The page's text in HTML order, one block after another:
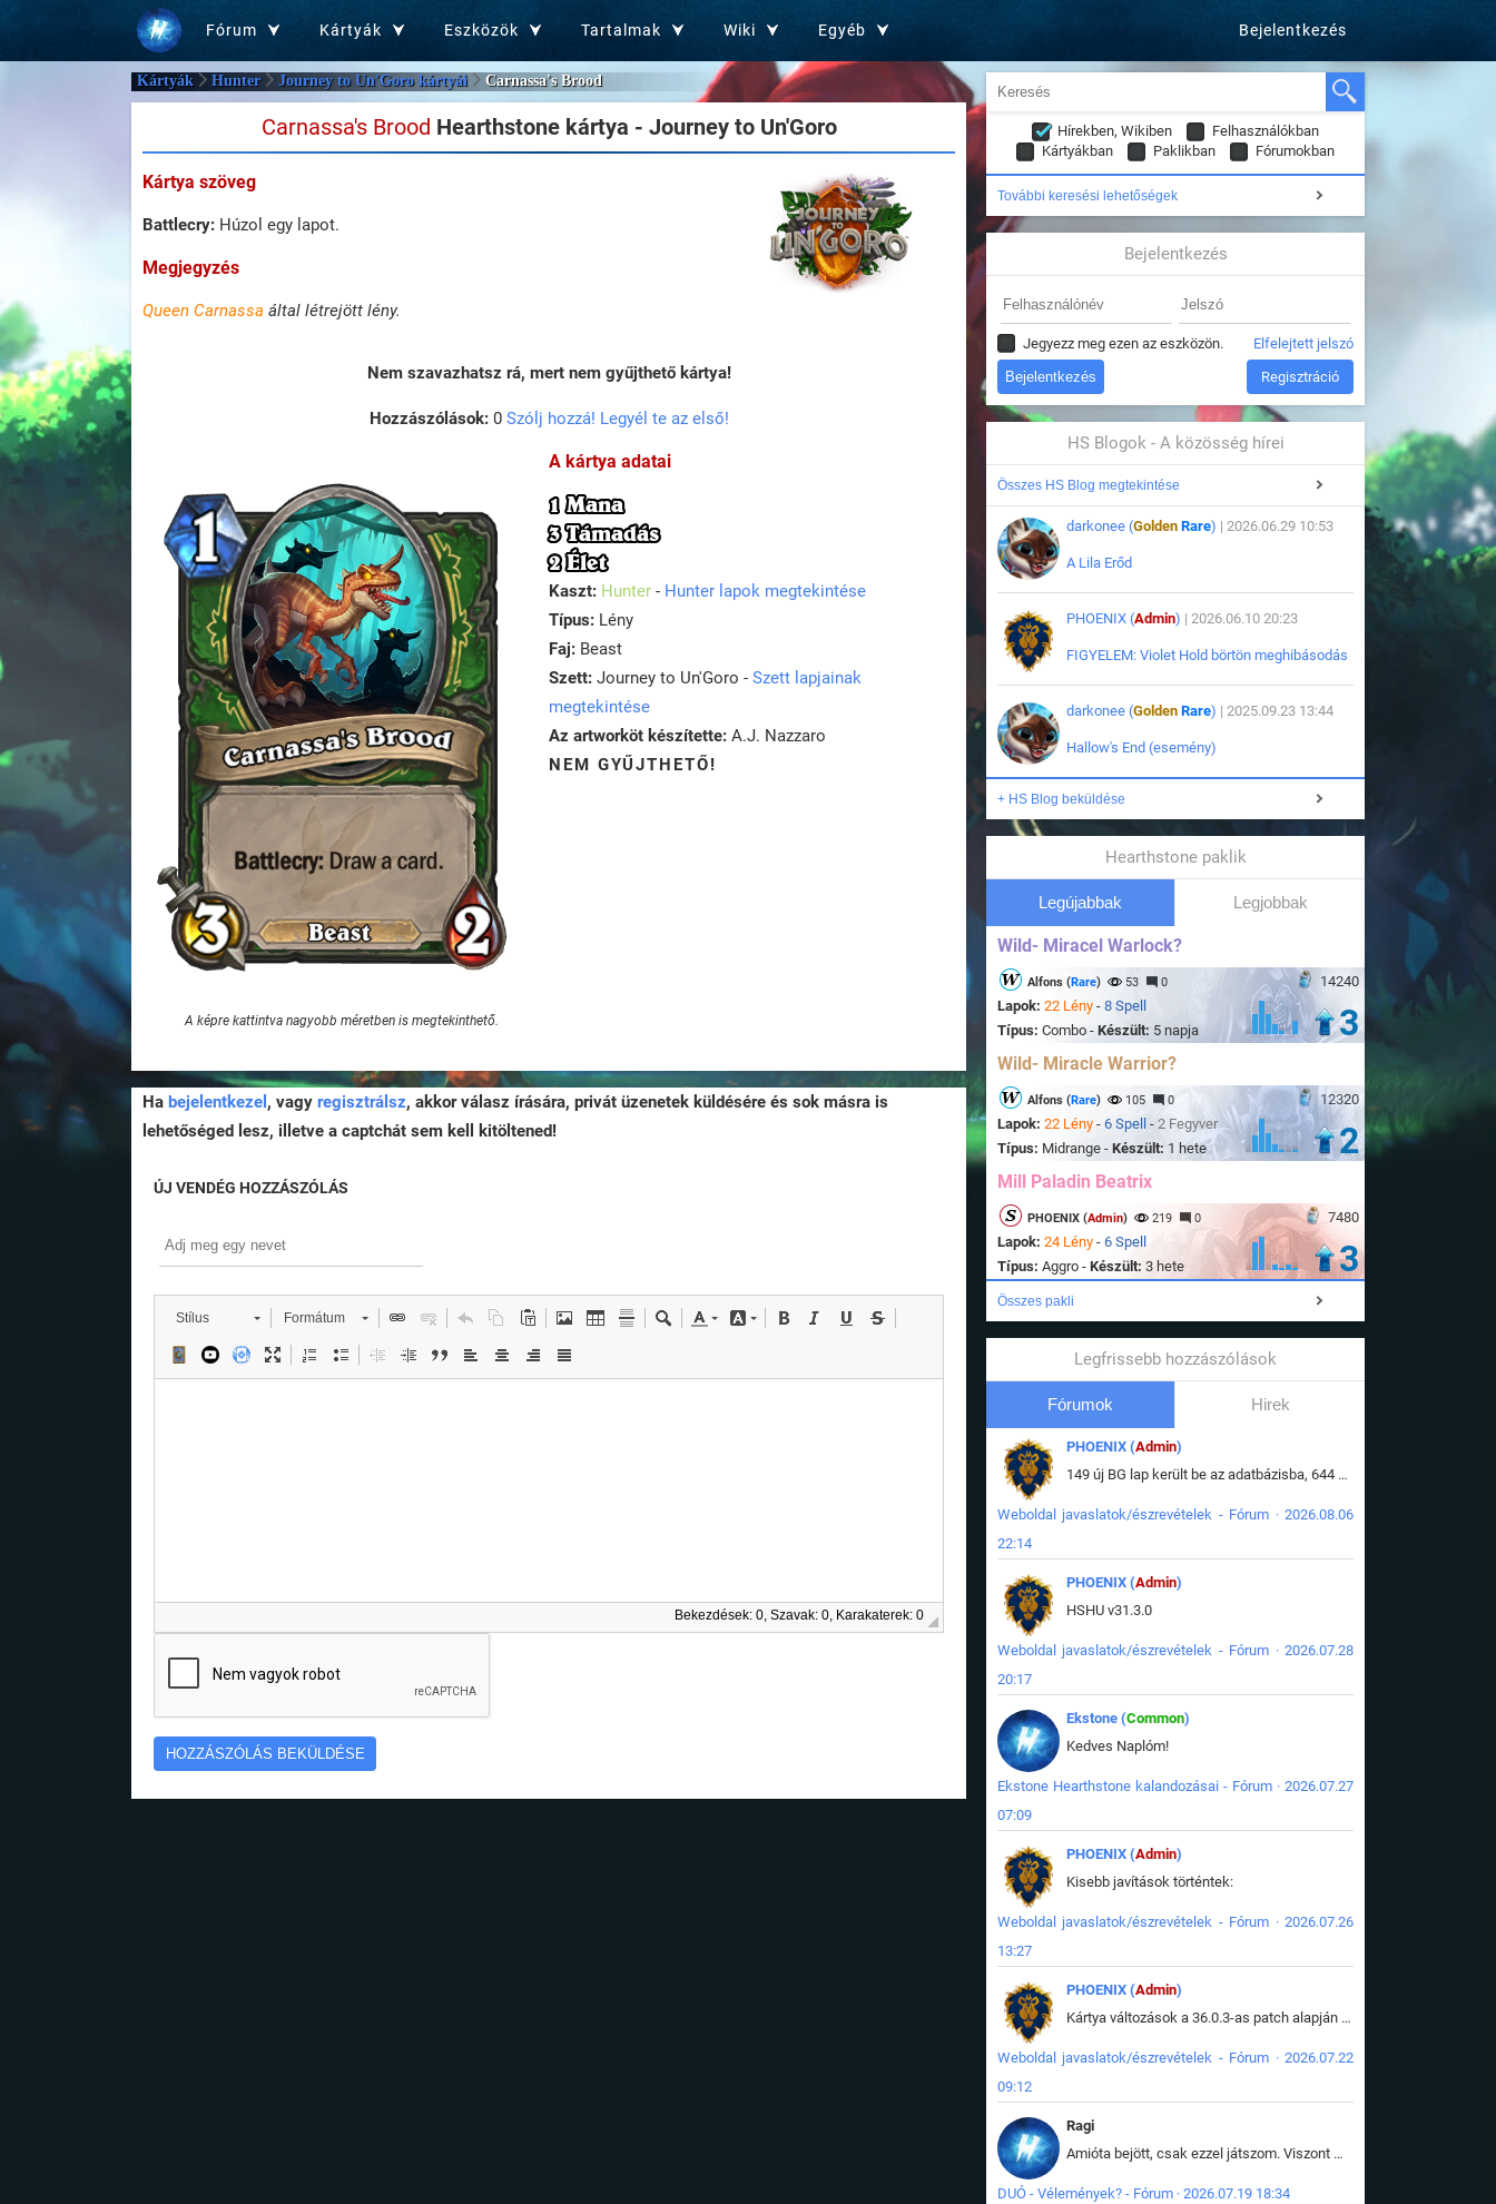
Fórum Kártyák Eszközök Tartalmak Wiki Egyéb Bejelentkezés
Kártyák Hunter Journey to Un'Goro kártyái Carnassa's Brood
Carnassa's Brood Hearthstone kártya - Journey to Un'Goro
Kártya szöveg
Battlecry: Húzol egy lapot.
Megjegyzés
Queen Carnassa által létrejött lény.
Nem szavazhatsz rá, mert nem gyűjthető kártya!
Hozzászólások:0 Szólj hozzá! Legyél te az első!
A képre kattintva nagyobb méretben is megtekinthető.
A kártya adatai
1 Mana
3 Támadás
2 Élet
Kaszt: Hunter - Hunter lapok megtekintése
Típus: Lény
Faj: Beast
Szett: Journey to Un'Goro - Szett lapjainak
megtekintése
Az artworköt készítette: A.J. Nazzaro
NEM GYŰJTHETŐ!
Ha bejelentkezel , vagy regisztrálsz, akkor válasz írására, privát üzenetek küldésére és sok másra is
lehetőséged lesz, illetve a captchát sem kell kitöltened!
ÚJ VENDÉG HOZZÁSZÓLÁS
Stílus Formátum
Bekezdések: 0, Szavak: 0, Karakaterek: 0
Hírekben, Wikiben
Felhasználókban
Kártyákban
Paklikban Fórumokban
További keresési lehetőségek
Bejelentkezés
Jegyezz meg ezen az eszközön. Elfelejtett jelszó
Regisztráció
HS Blogok - A közösség hírei
Összes HS Blog megtekintése
darkonee (Golden Rare) | 2026.06.29 10:53
A Lila Erőd
PHOENIX (Admin) | 2026.06.10 20:23
FIGYELEM: Violet Hold börtön meghibásodás
darkonee (Golden Rare) | 2025.09.23 13:44
Hallow's End (esemény)
+ HS Blog beküldése
Hearthstone paklik
Legújabbak Legjobbak
Wild- Miracel Warlock?
14240
Alfons (Rare) 53 0
Lapok: 22 Lény - 8 Spell
Típus: Combo - Készült: 5 napja 3
Wild- Miracle Warrior?
12320
Alfons (Rare) 105 0
Lapok: 22 Lény - 6 Spell - 2 Fegyver
Típus: Midrange - Készült: 1 hete 2
Mill Paladin Beatrix
7480
PHOENIX (Admin) 219 0
Lapok: 24 Lény - 6 Spell
Típus: Aggro - Készült: 3 hete 3
Összes pakli
Legfrissebb hozzászólások
Fórumok Hirek
PHOENIX (Admin)
149 új BG lap került be az adatbázisba, 644 db meglévő BG lap módosult, bekerültek az új képek a megváltozott lapokhoz is.
Weboldal javaslatok/észrevételek - Fórum · 2026.08.06
22:14
PHOENIX (Admin)
HSHU v31.3.0
Weboldal javaslatok/észrevételek - Fórum · 2026.07.28
20:17
Ekstone (Common)
Kedves Naplóm!
Ekstone Hearthstone kalandozásai - Fórum · 2026.07.27
07:09
PHOENIX (Admin)
Kisebb javítások történtek:
Weboldal javaslatok/észrevételek - Fórum · 2026.07.26
13:27
PHOENIX (Admin)
Kártya változások a 36.0.3-as patch alapján frissítve az adatbázisban (képek is cserélve).
Weboldal javaslatok/észrevételek - Fórum · 2026.07.22
09:12
Ragi
Amióta bejött, csak ezzel játszom. Viszont mint minden más - akár az alapjáték is, ez is baromira összetett lett. Néha már pár kör után is esélytelen az egész. Vagy irreállisan túltápol valaki, vagy lelép a partner, vagy csak hülye mint a segg. És amikor eljönne az én időm, na akkor jön el mindenki másé is. Engem jobban érdekelne, hogy ki milyen ratingen szokott játszani. Na ez lenne egy érdekes adat.
DUÓ - Vélemények? - Fórum · 2026.07.19 18:34